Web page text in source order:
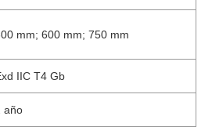
mm; 600 mm; 750 mm
IIC T4 Gb
año